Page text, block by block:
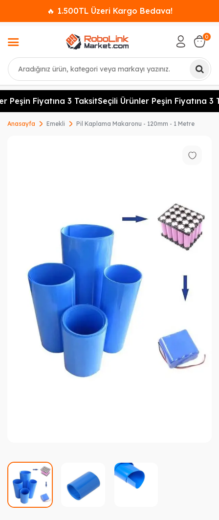
🔥 1.500TL Üzeri Kargo Bedava!
Ara
0
Peşin Fiyatına 3 TaksitSeçili Ürünler Peşin Fiyatına 3
Anasayfa Emekli Pil Kaplama Makaronu - 120mm - 1 Metre